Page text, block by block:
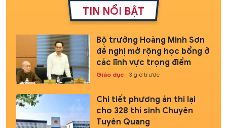
TIN NỔI BẬT
Bộ trưởng Hoàng Minh Sơn
đề nghị mở rộng học bổng ở
các lĩnh vực trọng điểm
Giáo dục 3 giờ trước
Chi tiết phương án thi lại
cho 328 thí sinh Chuyên
Tuyên Quang